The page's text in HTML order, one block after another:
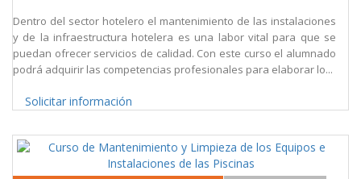
Dentro del sector hotelero el mantenimiento de las instalaciones
y de la infraestructura hotelera es una labor vital para que se
puedan ofrecer servicios de calidad. Con este curso el alumnado
podrá adquirir las competencias profesionales para elaborar lo...
Solicitar información